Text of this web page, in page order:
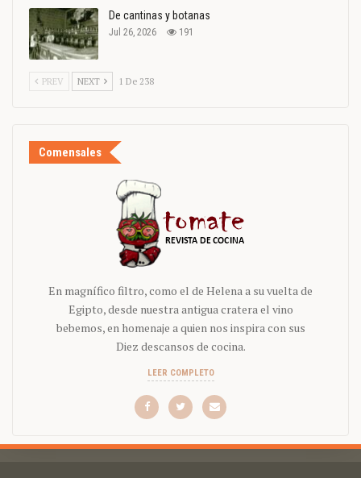
De cantinas y botanas
Jul 26, 2026 191
PREV NEXT 1 De 238
Comensales
En magnífico filtro, como el de Helena a su vuelta de
Egipto, desde nuestra antigua cratera el vino
bebemos, en homenaje a quien nos inspira con sus
Diez descansos de cocina.
LEER COMPLETO